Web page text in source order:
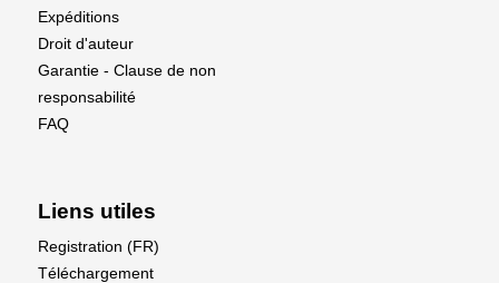
Expéditions
Droit d'auteur
Garantie - Clause de non
responsabilité
FAQ
Liens utiles
Registration (FR)
Téléchargement